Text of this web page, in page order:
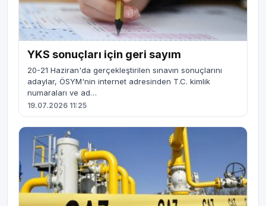
YKS sonuçları için geri sayım
20-21 Haziran'da gerçekleştirilen sınavın sonuçlarını
adaylar, ÖSYM'nin internet adresinden T.C. kimlik
numaraları ve ad…
19.07.2026 11:25